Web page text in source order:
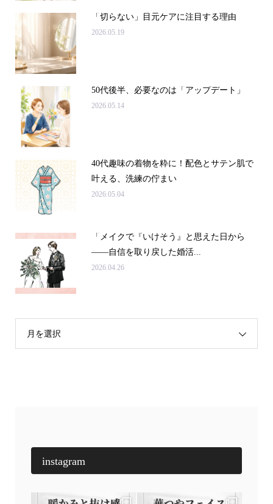
「切らない」目元ケアに注目する理由
2026.05.19
50代後半、必要なのは「アップデート」
2026.05.14
40代趣味の着物を粋に！配色とサテン肌で
叶える、洗練の佇まい
2026.05.04
「メイクで『いけそう』と思えた日から
——自信を取り戻した婚活...
2026.04.26
月を選択
instagram